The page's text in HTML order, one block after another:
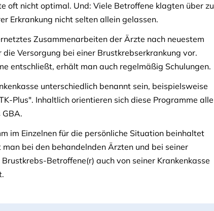
oft nicht optimal. Und: Viele Betroffene klagten über zu
Erkrankung nicht selten allein gelassen.
Zusammenarbeiten der Ärzte nach neuestem
Versorgung bei einer Brustkrebserkrankung vor.
entschließt, erhält man auch regelmäßig Schulungen.
unterschiedlich benannt sein, beispielsweise
Plus". Inhaltlich orientieren sich diese Programme alle
im Einzelnen für die persönliche Situation beinhaltet
bei den behandelnden Ärzten und bei seiner
Betroffene(r) auch von seiner Krankenkasse